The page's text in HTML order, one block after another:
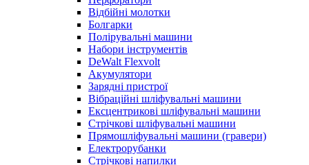
Відбійні молотки
Болгарки
Полірувальні машини
Набори інструментів
DeWalt Flexvolt
Акумулятори
Зарядні пристрої
Вібраційні шліфувальні машини
Ексцентрикові шліфувальні машини
Стрічкові шліфувальні машини
Прямошліфувальні машини (гравери)
Електрорубанки
Стрічкові напилки